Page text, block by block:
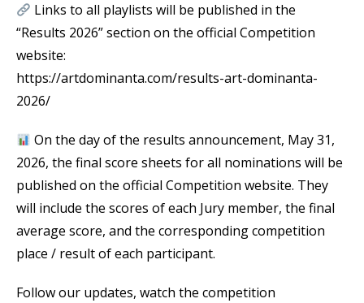
Links to all playlists will be published in the
“Results 2026” section on the official Competition
website:
https://artdominanta.com/results-art-dominanta-
2026/
On the day of the results announcement, May 31,
2026, the final score sheets for all nominations will be
published on the official Competition website. They
will include the scores of each Jury member, the final
average score, and the corresponding competition
place / result of each participant.
Follow our updates, watch the competition